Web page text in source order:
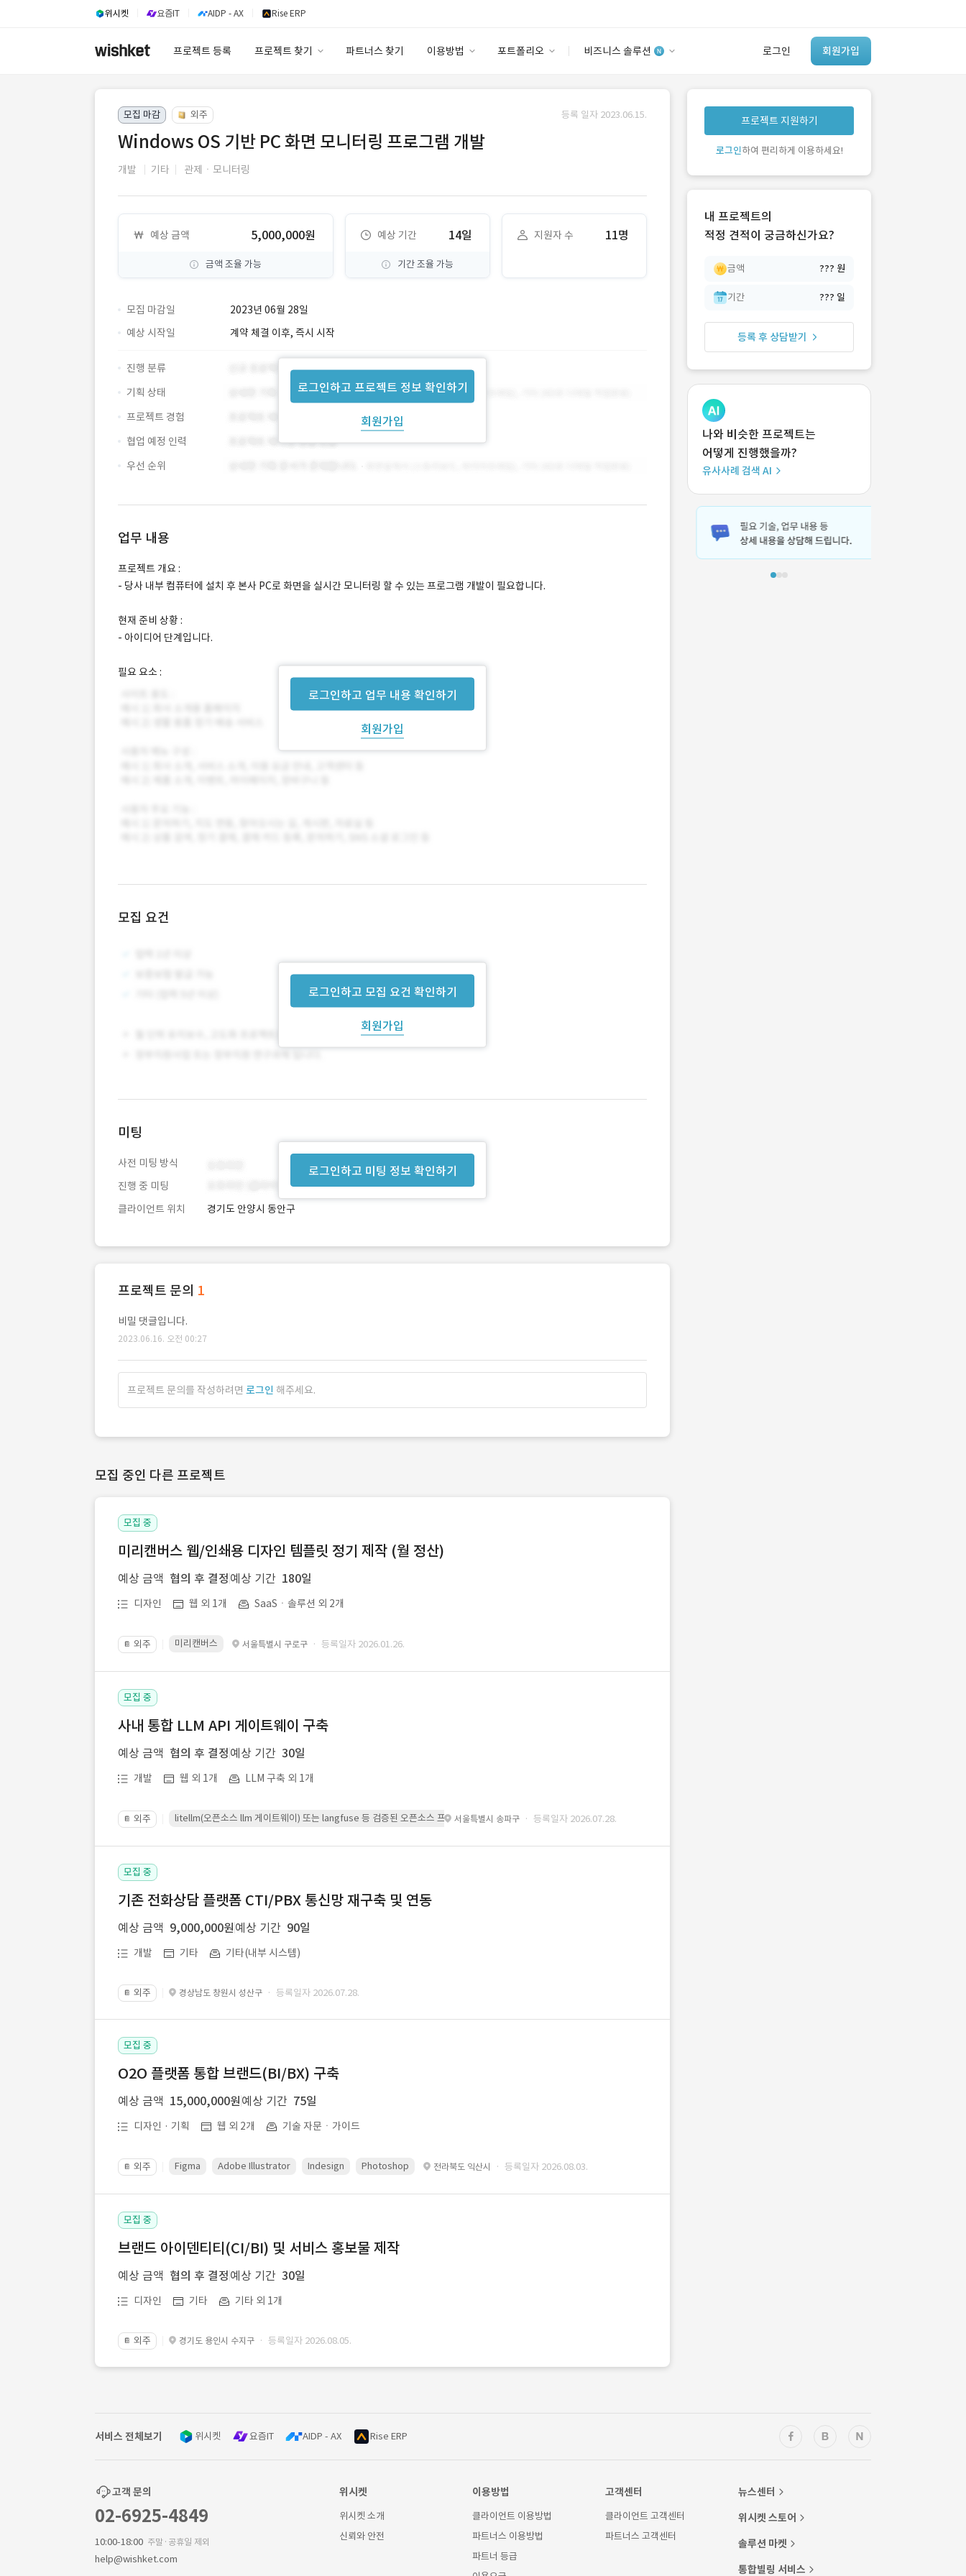
위시켓 요즘IT AIDP - AX Rise ERP
프로젝트 등록 프로젝트 찾기 파트너스 찾기 이용방법 포트폴리오 비즈니스 솔루션 로그인 회원가입
이용요금
고객센터
안심 코드 케어
유사사례 검색 AI
‘이런 거’ 만들어본
개발 회사 있어?
모집 마감 외주 등록 일자 2023.06.15.
Windows OS 기반 PC 화면 모니터링 프로그램 개발
개발 기타 관제ㆍ모니터링
예상 금액 5,000,000원
금액 조율 가능
예상 기간 14일
기간 조율 가능
지원자 수 11명
모집 마감일 2023년 06월 28일
로그인하고 프로젝트 정보 확인하기
회원가입
예상 시작일 계약 체결 이후, 즉시 시작
진행 분류
기획 상태
프로젝트 경험
협업 예정 인력
우선 순위
업무 내용
로그인하고 업무 내용 확인하기
회원가입
프로젝트 개요 :
- 당사 내부 컴퓨터에 설치 후 본사 PC로 화면을 실시간 모니터링 할 수 있는 프로그램 개발이 필요합니다.
현재 준비 상황 :
- 아이디어 단계입니다.
필요 요소 :
모집 요건
로그인하고 모집 요건 확인하기
회원가입
로그인하고 미팅 정보 확인하기
미팅
사전 미팅 방식
진행 중 미팅
클라이언트 위치
경기도 안양시 동안구
프로젝트 문의 1
비밀 댓글입니다.
2023.06.16. 오전 00:27
프로젝트 문의를 작성하려면 로그인 해주세요.
모집 중인 다른 프로젝트
모집 중
미리캔버스 웹/인쇄용 디자인 템플릿 정기 제작 (월 정산)
예상 금액 협의 후 결정 예상 기간 180일
디자인 웹 외 1개 SaaSㆍ솔루션 외 2개
📔 외주 미리캔버스 서울특별시 구로구 · 등록일자 2026.01.26.
모집 중
사내 통합 LLM API 게이트웨이 구축
예상 금액 협의 후 결정 예상 기간 30일
개발 웹 외 1개 LLM 구축 외 1개
📔 외주 litellm(오픈소스 llm 게이트웨이) 또는 langfuse 등 검증된 오픈소스 프레임워크를 기반으로 시스템을 구축
서울특별시 송파구 · 등록일자 2026.07.28.
모집 중
기존 전화상담 플랫폼 CTI/PBX 통신망 재구축 및 연동
예상 금액 9,000,000원 예상 기간 90일
개발 기타 기타(내부 시스템)
📔 외주 경상남도 창원시 성산구 · 등록일자 2026.07.28.
모집 중
O2O 플랫폼 통합 브랜드(BI/BX) 구축
예상 금액 15,000,000원 예상 기간 75일
디자인 · 기획 웹 외 2개 기술 자문ㆍ가이드
📔 외주 Figma Adobe Illustrator Indesign Photoshop 전라북도 익산시 · 등록일자 2026.08.03.
모집 중
브랜드 아이덴티티(CI/BI) 및 서비스 홍보물 제작
예상 금액 협의 후 결정 예상 기간 30일
디자인 기타 기타 외 1개
📔 외주 경기도 용인시 수지구 · 등록일자 2026.08.05.
프로젝트 지원하기
로그인하여 편리하게 이용하세요!
내 프로젝트의
적정 견적이 궁금하신가요?
금액 ??? 원
기간 ??? 일
등록 후 상담받기
나와 비슷한 프로젝트는
어떻게 진행했을까?
유사사례 검색 AI
서비스 전체보기 위시켓 요즘IT AIDP - AX Rise ERP
고객 문의
02-6925-4849
10:00-18:00 주말·공휴일 제외
help@wishket.com
위시켓
위시켓 소개
신뢰와 안전
이용방법
클라이언트 이용방법
파트너스 이용방법
파트너 등급
고객센터
클라이언트 고객센터
파트너스 고객센터
뉴스센터
위시켓 스토어
솔루션 마켓
통합빌링 서비스